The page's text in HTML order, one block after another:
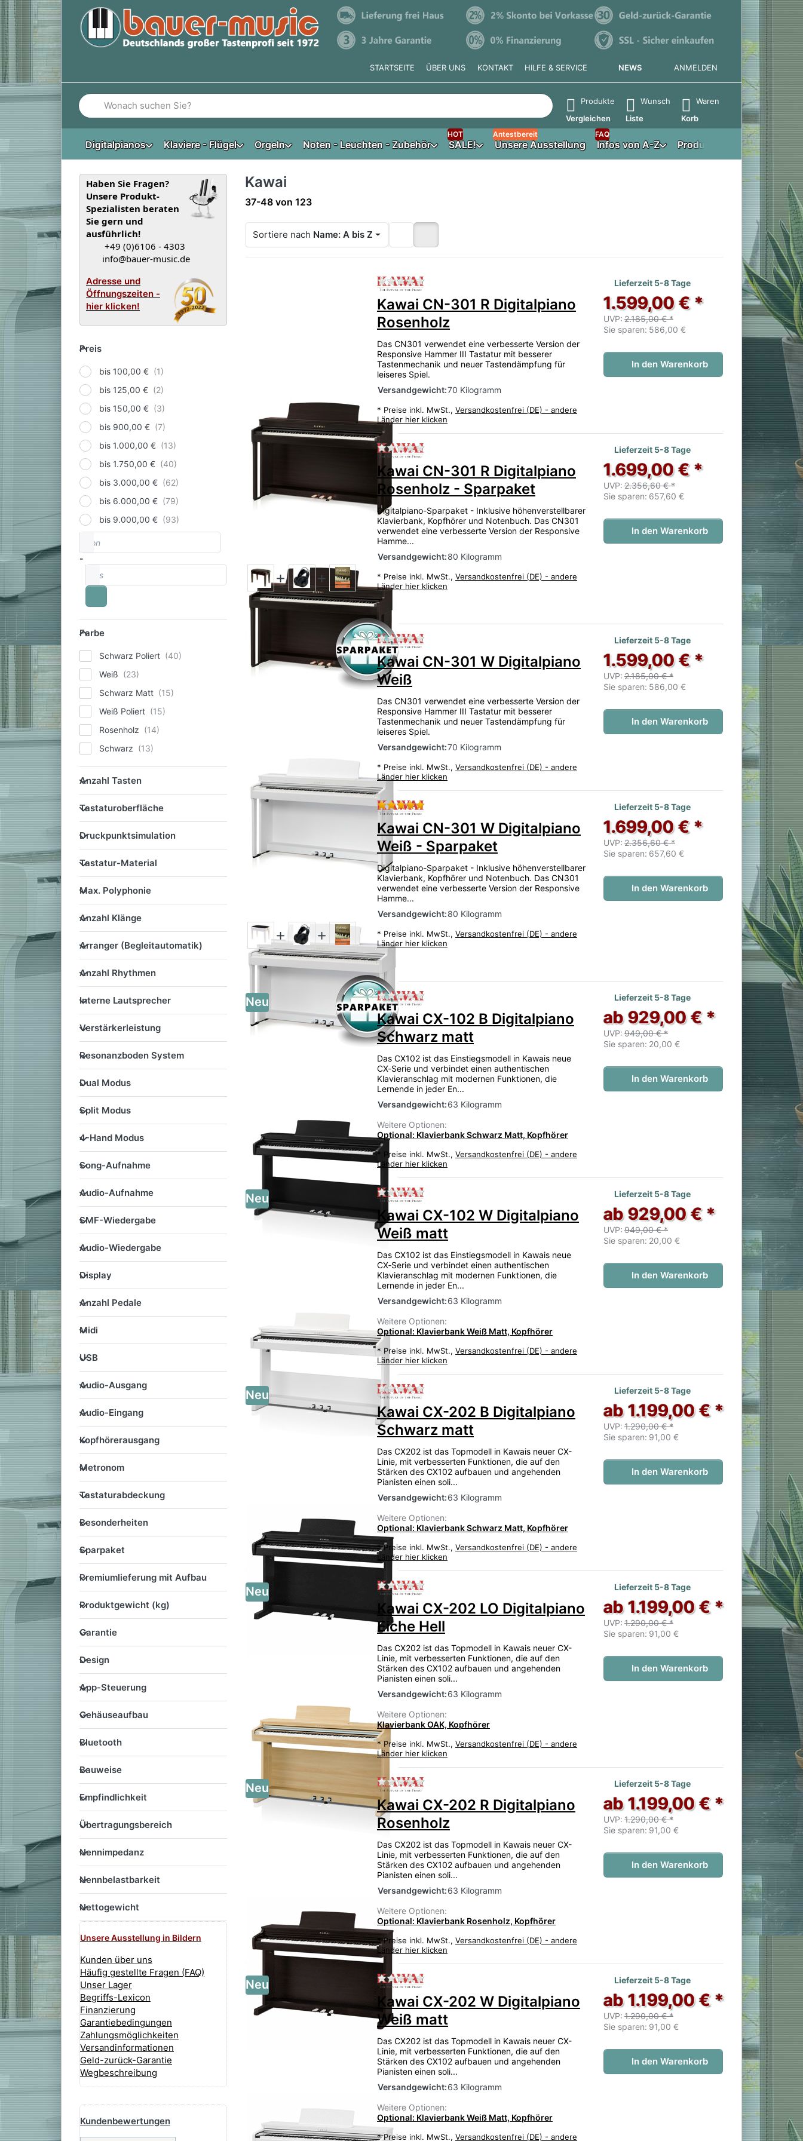
STARTSEITE ÜBER UNS KONTAKT HILFE & SERVICE NEWS ANMELDEN
Geben Sie einen Suchbegriff ein. Während Sie tippen, erscheinen automatisch erste Ergebnisse. Drücken Sie die Eingabetaste, um alle Ergebnisse aufzurufen.
Produkte
Vergleichen
Wunsch
Liste
Waren
Korb
Digitalpianos Klaviere - Flügel Orgeln Noten - Leuchten - Zubehör SALE!
HOT
Unsere Ausstellung
Antestbereit
Infos von A-Z
FAQ
Produktberater
Haben Sie Fragen?
Unsere Produkt-
Spezialisten beraten
Sie gern und
ausführlich!
+49 (0)6106 - 4303
info@bauer-music.de
Adresse und
Öffnungszeiten -
hier klicken!
Preis
Preis
bis 100,00 €
bis 125,00 €
bis 150,00 €
bis 900,00 €
bis 1.000,00 €
bis 1.750,00 €
bis 3.000,00 €
bis 6.000,00 €
bis 9.000,00 €
Preisspanne
-
Farbe
Farbe
Schwarz Poliert
Weiß
Schwarz Matt
Weiß Poliert
Rosenholz
Schwarz
Anzahl Tasten
Anzahl Tasten
Tastaturoberfläche
Tastaturoberfläche
Druckpunktsimulation
Druckpunktsimulation
Tastatur-Material
Tastatur-Material
Max. Polyphonie
Max. Polyphonie
Anzahl Klänge
Anzahl Klänge
Arranger (Begleitautomatik)
Arranger (Begleitautomatik)
Anzahl Rhythmen
Anzahl Rhythmen
Interne Lautsprecher
Interne Lautsprecher
Verstärkerleistung
Verstärkerleistung
Resonanzboden System
Resonanzboden System
Dual Modus
Dual Modus
Split Modus
Split Modus
4-Hand Modus
4-Hand Modus
Song-Aufnahme
Song-Aufnahme
Audio-Aufnahme
Audio-Aufnahme
SMF-Wiedergabe
SMF-Wiedergabe
Audio-Wiedergabe
Audio-Wiedergabe
Display
Display
Anzahl Pedale
Anzahl Pedale
Midi
Midi
USB
USB
Audio-Ausgang
Audio-Ausgang
Audio-Eingang
Audio-Eingang
Kopfhörerausgang
Kopfhörerausgang
Metronom
Metronom
Tastaturabdeckung
Tastaturabdeckung
Besonderheiten
Besonderheiten
Sparpaket
Sparpaket
Premiumlieferung mit Aufbau
Premiumlieferung mit Aufbau
Produktgewicht (kg)
Produktgewicht (kg)
Garantie
Garantie
Design
Design
App-Steuerung
App-Steuerung
Gehäuseaufbau
Gehäuseaufbau
Bluetooth
Bluetooth
Bauweise
Bauweise
Empfindlichkeit
Empfindlichkeit
Übertragungsbereich
Übertragungsbereich
Nennimpedanz
Nennimpedanz
Nennbelastbarkeit
Nennbelastbarkeit
Nettogewicht
Nettogewicht
Unsere Ausstellung in Bildern
Kunden über uns
Häufig gestellte Fragen (FAQ)
Unser Lager
Begriffs-Lexicon
Finanzierung
Garantiebedingungen
Zahlungsmöglichkeiten
Versandinformationen
Geld-zurück-Garantie
Wegbeschreibung
Yamaha Digitalpiano
Yamaha CLP-895 GP
Yamaha CLP-885
Kundenbewertungen
Kawai
Suchergebnisse:
37-48 von 123
Sortiere nach Name: A bis Z
Zu diesem Produkt liegen noch keine Bewertungen vor.
Kawai CN-301 R Digitalpiano
Rosenholz
Das CN301 verwendet eine verbesserte Version der
Responsive Hammer III Tastatur mit besserer
Tastenmechanik und neuer Tastendämpfung für
leiseres Spiel.
Versandgewicht:70 Kilogramm
* Preise inkl. MwSt., Versandkostenfrei (DE) - andere
Länder hier klicken
Lieferzeit 5-8 Tage
1.599,00 € *
UVP: 2.185,00 € *
Sie sparen: 586,00 €
In den Warenkorb
Zu diesem Produkt liegen noch keine Bewertungen vor.
Kawai CN-301 R Digitalpiano
Rosenholz - Sparpaket
Digitalpiano-Sparpaket - Inklusive höhenverstellbarer
Klavierbank, Kopfhörer und Notenbuch. Das CN301
verwendet eine verbesserte Version der Responsive
Hamme...
Versandgewicht:80 Kilogramm
* Preise inkl. MwSt., Versandkostenfrei (DE) - andere
Länder hier klicken
Lieferzeit 5-8 Tage
1.699,00 € *
UVP: 2.356,60 € *
Sie sparen: 657,60 €
In den Warenkorb
Zu diesem Produkt liegen noch keine Bewertungen vor.
Kawai CN-301 W Digitalpiano
Weiß
Das CN301 verwendet eine verbesserte Version der
Responsive Hammer III Tastatur mit besserer
Tastenmechanik und neuer Tastendämpfung für
leiseres Spiel.
Versandgewicht:70 Kilogramm
* Preise inkl. MwSt., Versandkostenfrei (DE) - andere
Länder hier klicken
Lieferzeit 5-8 Tage
1.599,00 € *
UVP: 2.185,00 € *
Sie sparen: 586,00 €
In den Warenkorb
Bewertung: 5 von 5 Sternen. 1 Bewertung.
Kawai CN-301 W Digitalpiano
Weiß - Sparpaket
Digitalpiano-Sparpaket - Inklusive höhenverstellbarer
Klavierbank, Kopfhörer und Notenbuch. Das CN301
verwendet eine verbesserte Version der Responsive
Hamme...
Versandgewicht:80 Kilogramm
* Preise inkl. MwSt., Versandkostenfrei (DE) - andere
Länder hier klicken
Lieferzeit 5-8 Tage
1.699,00 € *
UVP: 2.356,60 € *
Sie sparen: 657,60 €
In den Warenkorb
Neu Zu diesem Produkt liegen noch keine Bewertungen vor.
Kawai CX-102 B Digitalpiano
Schwarz matt
Das CX102 ist das Einstiegsmodell in Kawais neue
CX‑Serie und verbindet einen authentischen
Klavieranschlag mit modernen Funktionen, die
Lernende in jeder En...
Versandgewicht:63 Kilogramm
Weitere Optionen:
Optional: Klavierbank Schwarz Matt, Kopfhörer
* Preise inkl. MwSt., Versandkostenfrei (DE) - andere
Länder hier klicken
Lieferzeit 5-8 Tage
ab 929,00 € *
UVP: 949,00 € *
Sie sparen: 20,00 €
In den Warenkorb
Neu Zu diesem Produkt liegen noch keine Bewertungen vor.
Kawai CX-102 W Digitalpiano
Weiß matt
Das CX102 ist das Einstiegsmodell in Kawais neue
CX‑Serie und verbindet einen authentischen
Klavieranschlag mit modernen Funktionen, die
Lernende in jeder En...
Versandgewicht:63 Kilogramm
Weitere Optionen:
Optional: Klavierbank Weiß Matt, Kopfhörer
* Preise inkl. MwSt., Versandkostenfrei (DE) - andere
Länder hier klicken
Lieferzeit 5-8 Tage
ab 929,00 € *
UVP: 949,00 € *
Sie sparen: 20,00 €
In den Warenkorb
Neu Zu diesem Produkt liegen noch keine Bewertungen vor.
Kawai CX-202 B Digitalpiano
Schwarz matt
Das CX202 ist das Topmodell in Kawais neuer CX-
Linie, mit verbesserten Funktionen, die auf den
Stärken des CX102 aufbauen und angehenden
Pianisten einen soli...
Versandgewicht:63 Kilogramm
Weitere Optionen:
Optional: Klavierbank Schwarz Matt, Kopfhörer
* Preise inkl. MwSt., Versandkostenfrei (DE) - andere
Länder hier klicken
Lieferzeit 5-8 Tage
ab 1.199,00 € *
UVP: 1.290,00 € *
Sie sparen: 91,00 €
In den Warenkorb
Neu Zu diesem Produkt liegen noch keine Bewertungen vor.
Kawai CX-202 LO Digitalpiano
Eiche Hell
Das CX202 ist das Topmodell in Kawais neuer CX-
Linie, mit verbesserten Funktionen, die auf den
Stärken des CX102 aufbauen und angehenden
Pianisten einen soli...
Versandgewicht:63 Kilogramm
Weitere Optionen:
Klavierbank OAK, Kopfhörer
* Preise inkl. MwSt., Versandkostenfrei (DE) - andere
Länder hier klicken
Lieferzeit 5-8 Tage
ab 1.199,00 € *
UVP: 1.290,00 € *
Sie sparen: 91,00 €
In den Warenkorb
Neu Zu diesem Produkt liegen noch keine Bewertungen vor.
Kawai CX-202 R Digitalpiano
Rosenholz
Das CX202 ist das Topmodell in Kawais neuer CX-
Linie, mit verbesserten Funktionen, die auf den
Stärken des CX102 aufbauen und angehenden
Pianisten einen soli...
Versandgewicht:63 Kilogramm
Weitere Optionen:
Optional: Klavierbank Rosenholz, Kopfhörer
* Preise inkl. MwSt., Versandkostenfrei (DE) - andere
Länder hier klicken
Lieferzeit 5-8 Tage
ab 1.199,00 € *
UVP: 1.290,00 € *
Sie sparen: 91,00 €
In den Warenkorb
Neu Zu diesem Produkt liegen noch keine Bewertungen vor.
Kawai CX-202 W Digitalpiano
Weiß matt
Das CX202 ist das Topmodell in Kawais neuer CX-
Linie, mit verbesserten Funktionen, die auf den
Stärken des CX102 aufbauen und angehenden
Pianisten einen soli...
Versandgewicht:63 Kilogramm
Weitere Optionen:
Optional: Klavierbank Weiß Matt, Kopfhörer
* Preise inkl. MwSt., Versandkostenfrei (DE) - andere
Lieferzeit 5-8 Tage
ab 1.199,00 € *
UVP: 1.290,00 € *
Sie sparen: 91,00 €
In den Warenkorb